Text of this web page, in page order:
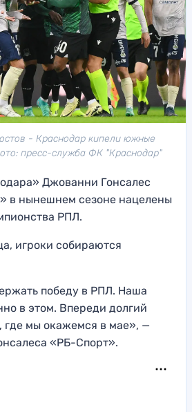
- Краснодар кипели южные
пресс-служба ФК "Краснодар"
Джованни Гонсалес
в нынешнем сезоне нацелены
РПЛ.
игроки собираются
победу в РПЛ. Наша
в этом. Впереди долгий
где мы окажемся в мае», —
«РБ-Спорт».